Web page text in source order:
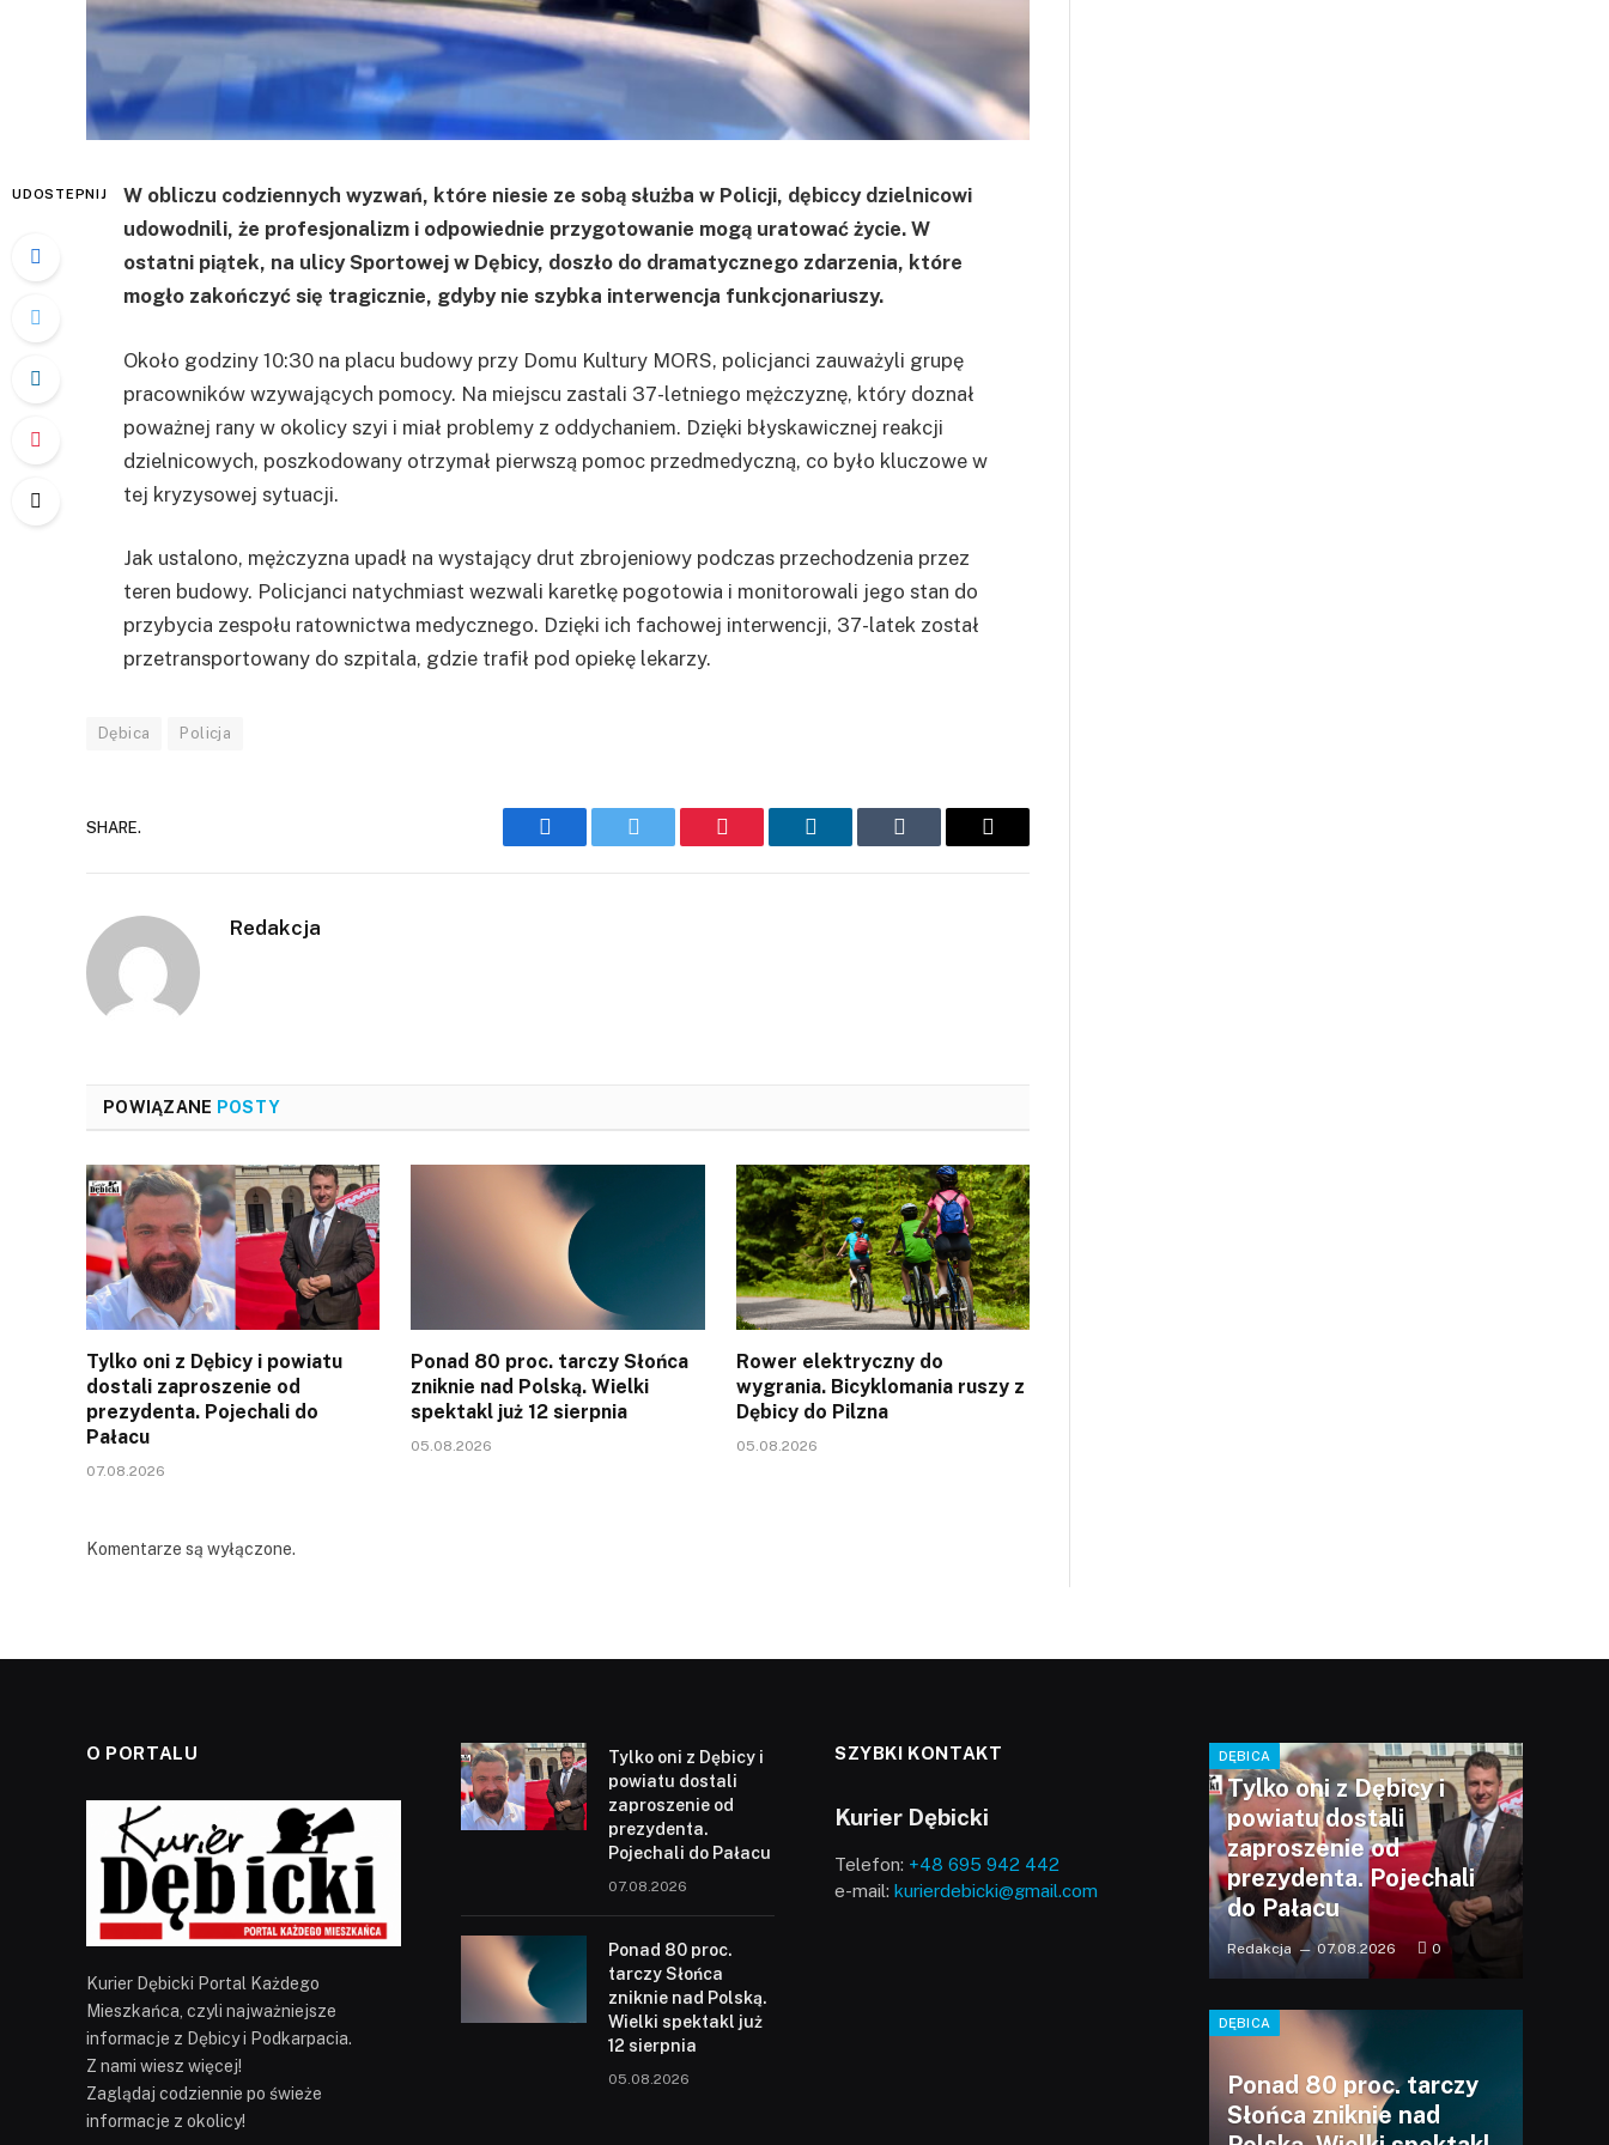
UDOSTEPNIJ
W obliczu codziennych wyzwań, które niesie ze sobą służba w Policji, dębiccy dzielnicowi
udowodnili, że profesjonalizm i odpowiednie przygotowanie mogą uratować życie. W
ostatni piątek, na ulicy Sportowej w Dębicy, doszło do dramatycznego zdarzenia, które
mogło zakończyć się tragicznie, gdyby nie szybka interwencja funkcjonariuszy.
Około godziny 10:30 na placu budowy przy Domu Kultury MORS, policjanci zauważyli grupę
pracowników wzywających pomocy. Na miejscu zastali 37-letniego mężczyznę, który doznał
poważnej rany w okolicy szyi i miał problemy z oddychaniem. Dzięki błyskawicznej reakcji
dzielnicowych, poszkodowany otrzymał pierwszą pomoc przedmedyczną, co było kluczowe w
tej kryzysowej sytuacji.
Jak ustalono, mężczyzna upadł na wystający drut zbrojeniowy podczas przechodzenia przez
teren budowy. Policjanci natychmiast wezwali karetkę pogotowia i monitorowali jego stan do
przybycia zespołu ratownictwa medycznego. Dzięki ich fachowej interwencji, 37-latek został
przetransportowany do szpitala, gdzie trafił pod opiekę lekarzy.
Dębica Policja
SHARE.
Facebook Twitter Pinterest LinkedIn Tumblr Email
Redakcja
POWIĄZANE POSTY
Tylko oni z Dębicy i powiatu
dostali zaproszenie od
prezydenta. Pojechali do
Pałacu
07.08.2026
Ponad 80 proc. tarczy Słońca
zniknie nad Polską. Wielki
spektakl już 12 sierpnia
05.08.2026
Rower elektryczny do
wygrania. Bicyklomania ruszy z
Dębicy do Pilzna
05.08.2026
Komentarze są wyłączone.
O PORTALU
Kurier Dębicki Portal Każdego
Mieszkańca, czyli najważniejsze
informacje z Dębicy i Podkarpacia.
Z nami wiesz więcej!
Zaglądaj codziennie po świeże
informacje z okolicy!
Tylko oni z Dębicy i
powiatu dostali
zaproszenie od
prezydenta.
Pojechali do Pałacu
07.08.2026
Ponad 80 proc.
tarczy Słońca
zniknie nad Polską.
Wielki spektakl już
12 sierpnia
05.08.2026
SZYBKI KONTAKT
Kurier Dębicki
Telefon: +48 695 942 442
e-mail: kurierdebicki@gmail.com
DĘBICA
Tylko oni z Dębicy i
powiatu dostali
zaproszenie od
prezydenta. Pojechali
do Pałacu
Redakcja 07.08.2026 0
DĘBICA
Ponad 80 proc. tarczy
Słońca zniknie nad